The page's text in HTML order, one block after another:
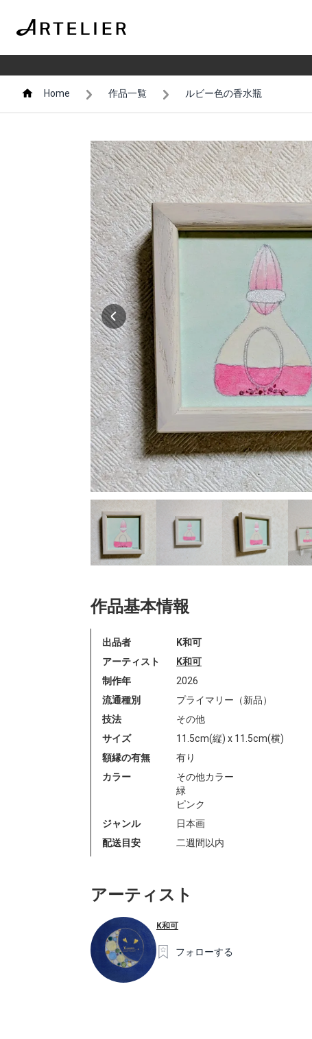
Home 作品一覧 ルビー色の香水瓶
作品基本情報
出品者
K和可
アーティスト
K和可
制作年
2026
流通種別
プライマリー（新品）
技法
その他
サイズ
11.5cm(縦) x 11.5cm(横)
額縁の有無
有り
カラー
その他カラー
緑
ピンク
ジャンル
日本画
配送目安
二週間以内
アーティスト
K和可
フォローする